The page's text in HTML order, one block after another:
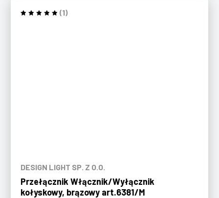
(1)
DESIGN LIGHT SP. Z O.O.
Przełącznik Włącznik/Wyłącznik
kołyskowy, brązowy art.6381/M